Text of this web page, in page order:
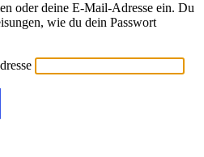
oder deine E-Mail-Adresse ein. Du
wie du dein Passwort